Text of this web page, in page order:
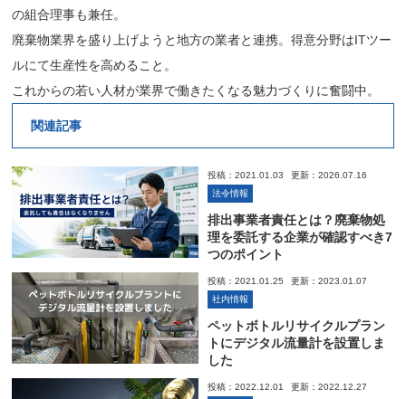
の組合理事も兼任。
廃棄物業界を盛り上げようと地方の業者と連携。得意分野はITツー
ルにて生産性を高めること。
これからの若い人材が業界で働きたくなる魅力づくりに奮闘中。
関連記事
投稿：2021.01.03
更新：2026.07.16
法令情報
排出事業者責任とは？廃棄物処
理を委託する企業が確認すべき7
つのポイント
投稿：2021.01.25
更新：2023.01.07
社内情報
ペットボトルリサイクルプラン
トにデジタル流量計を設置しま
した
投稿：2022.12.01
更新：2022.12.27